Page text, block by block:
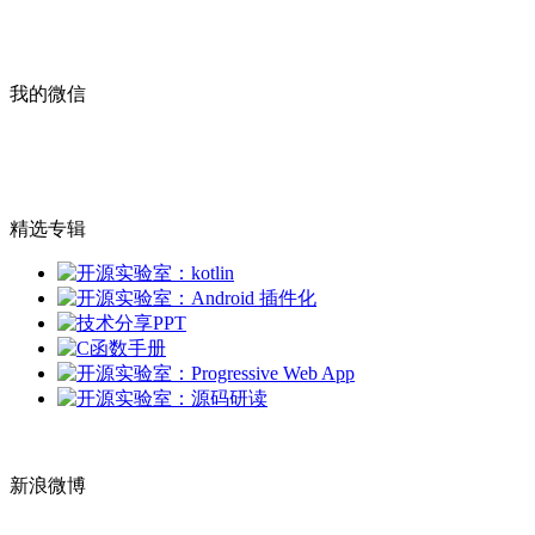
我的微信
精选专辑
新浪微博